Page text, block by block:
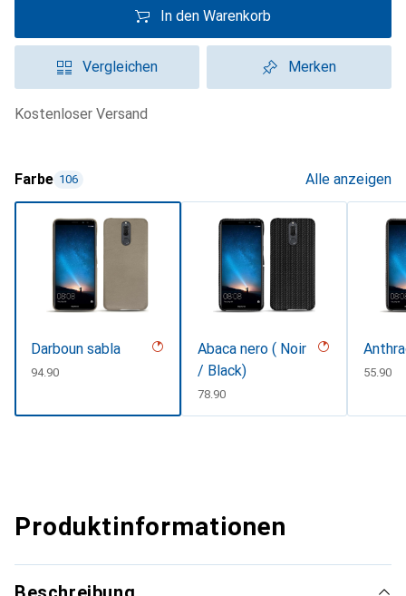
In den Warenkorb
Vergleichen Merken
kostenloser Versand
Farbe 106 Alle anzeigen
Darboun sabla
CHF
94.90
Abaca nero ( Noir
/ Black)
CHF
78.90
CHF
55.90
Produktinformationen